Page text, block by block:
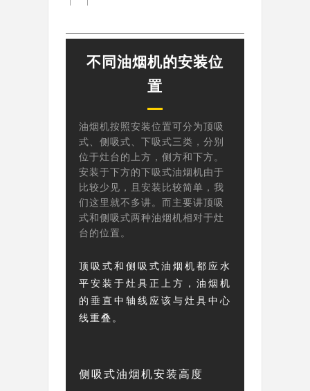
不同油烟机的安装位
置
油烟机按照安装位置可分为顶吸
式、侧吸式、下吸式三类，分别
位于灶台的上方，侧方和下方。
安装于下方的下吸式油烟机由于
比较少见，且安装比较简单，我
们这里就不多讲。而主要讲顶吸
式和侧吸式两种油烟机相对于灶
台的位置。
顶吸式和侧吸式油烟机都应水
平安装于灶具正上方，油烟机
的垂直中轴线应该与灶具中心
线重叠。
侧吸式油烟机安装高度